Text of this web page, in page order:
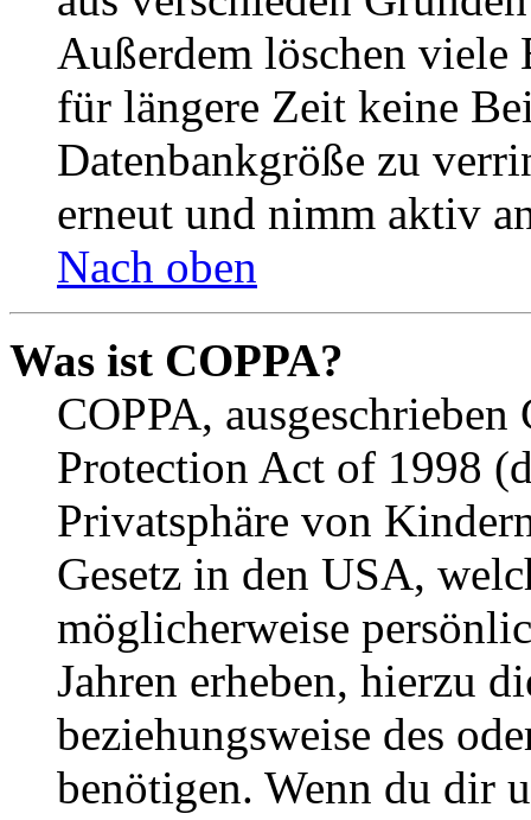
Außerdem löschen viele
für längere Zeit keine
Datenbankgröße zu
erneut und nimm aktiv
Nach oben
Was ist COPPA?
COPPA,
Protection Act of 1998
Privatsphäre von
Gesetz in den USA,
möglicherweise
Jahren erheben, hierzu
beziehungsweise des
benötigen. Wenn du dir